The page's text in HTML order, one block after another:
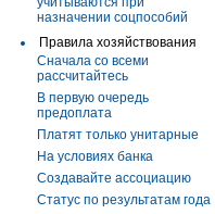
назначении соцпособий
Правила хозяйствования
Сначала со всеми
рассчитайтесь
В первую очередь
предоплата
Платят только унитарные
На условиях банка
Создавайте ассоциацию
Статус по результатам года